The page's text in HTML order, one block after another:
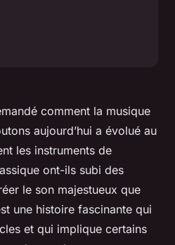
comment la musique
aujourd’hui a évolué au
les instruments de
ont-ils subi des
le son majestueux que
une histoire fascinante qui
et qui implique certains